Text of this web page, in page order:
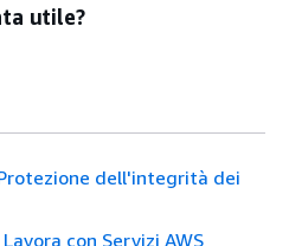
utile?
dell'integrità dei
Lavora con Servizi AWS